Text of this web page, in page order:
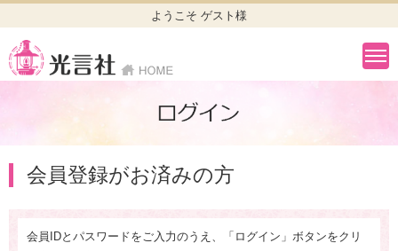
ようこそ ゲスト様
会員登録がお済みの方
会員IDとパスワードをご入力のうえ、「ログイン」ボタンをクリ